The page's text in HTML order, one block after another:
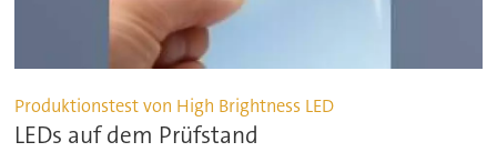
Produktionstest von High Brightness LED
LEDs auf dem Prüfstand